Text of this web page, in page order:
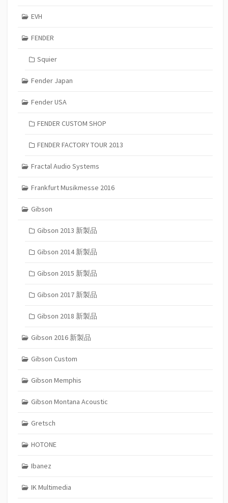
EVH
FENDER
Squier
Fender Japan
Fender USA
FENDER CUSTOM SHOP
FENDER FACTORY TOUR 2013
Fractal Audio Systems
Frankfurt Musikmesse 2016
Gibson
Gibson 2013 新製品
Gibson 2014 新製品
Gibson 2015 新製品
Gibson 2017 新製品
Gibson 2018 新製品
Gibson 2016 新製品
Gibson Custom
Gibson Memphis
Gibson Montana Acoustic
Gretsch
HOTONE
Ibanez
IK Multimedia